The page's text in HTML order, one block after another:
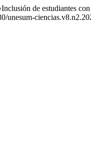
de estudiantes con
unesum-